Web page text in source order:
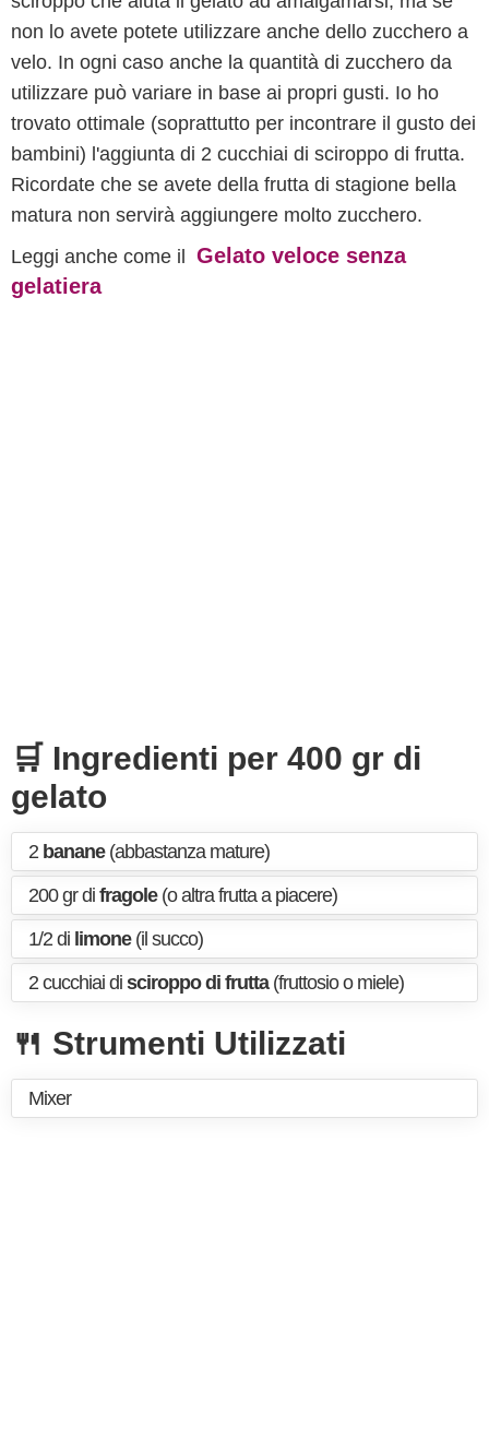
non lo avete potete utilizzare anche dello zucchero a
velo. In ogni caso anche la quantità di zucchero da
utilizzare può variare in base ai propri gusti. Io ho
trovato ottimale (soprattutto per incontrare il gusto dei
bambini) l'aggiunta di 2 cucchiai di sciroppo di frutta.
Ricordate che se avete della frutta di stagione bella
matura non servirà aggiungere molto zucchero.
Leggi anche come il Gelato veloce senza
gelatiera
🛒 Ingredienti per 400 gr di
gelato
2 banane(abbastanza mature)
200 gr di fragole(o altra frutta a piacere)
1/2 di limone(il succo)
2 cucchiai di sciroppo di frutta(fruttosio o miele)
🍴 Strumenti Utilizzati
Mixer